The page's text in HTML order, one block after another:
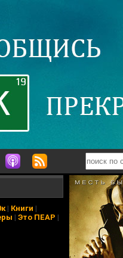
| Книги |
| Это ПЕАР |